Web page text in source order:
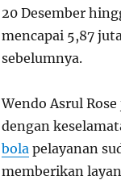
20 Desember
mencapai 5,87
sebelumnya.
Wendo Asrul
dengan
bola pelayanan
memberikan